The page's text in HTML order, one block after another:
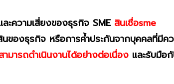
ะความเสี่ยงของธุรกิจ SME สินเชื่อsme
องธุรกิจ หรือการค้ำประกันจากบุคคลที่มีค
ามารถดำเนินงานได้อย่างต่อเนื่อง และรับมือ